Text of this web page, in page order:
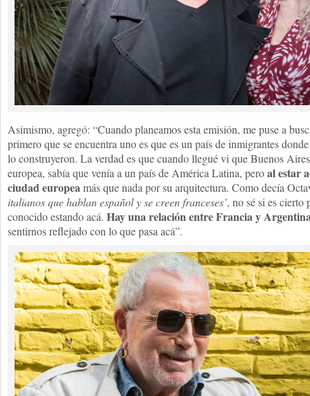
Asimismo, agregó: “Cuando planeamos esta emisión, me puse a
primero que se encuentra uno es que es un país de inmigrantes
lo construyeron. La verdad es que cuando llegué vi que Buenos
europea, sabía que venía a un país de América Latina, peroal estar
ciudad europeamás que nada por su arquitectura. Como decía
italianos que hablan español y se creen franceses’, no sé si es cierto
conocido estando acá. Hay una relación entre Francia y
sentirnos reflejado con lo que pasa acá”.